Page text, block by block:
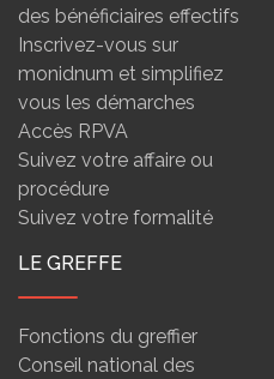
des bénéficiaires effectifs
Inscrivez-vous sur
monidnum et simplifiez
vous les démarches
Accès RPVA
Suivez votre affaire ou
procédure
Suivez votre formalité
LE GREFFE
Fonctions du greffier
Conseil national des